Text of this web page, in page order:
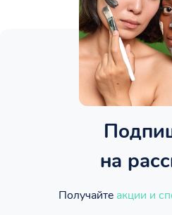
на
Получайте акции и